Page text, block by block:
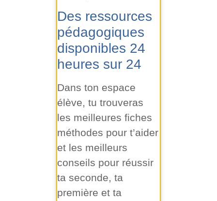
Des ressources
pédagogiques
disponibles 24
heures sur 24
Dans ton espace
élève, tu trouveras
les meilleures fiches
méthodes pour t’aider
et les meilleurs
conseils pour réussir
ta seconde, ta
première et ta